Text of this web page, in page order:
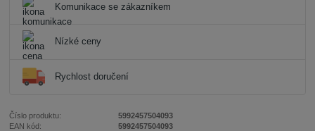
Komunikace se zákazníkem
Nízké ceny
Rychlost doručení
Číslo produktu:
5992457504093
EAN kód:
5992457504093